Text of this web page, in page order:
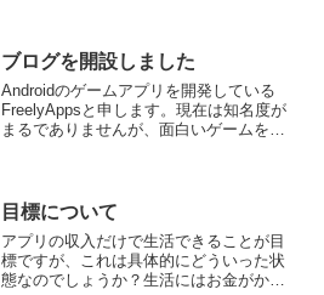
た...
ブログを開設しました
Androidのゲームアプリを開発している
FreelyAppsと申します。現在は知名度が
まるでありませんが、面白いゲームを開
ろしくお...
目標について
アプリの収入だけで生活できることが目
標ですが、これは具体的にどういった状
態なのでしょうか？生活にはお金がかか